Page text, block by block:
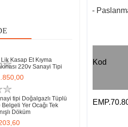
Tip Yonca Waffle
Değişir Plaka Çap
Yatık Kazan
Tekerlekli Ozay
Kasap Et Kıyma
220v Sanayi Tipi
tipi Doğalgazlı Tüplü
Belgeli Yer Ocağı Tek
Döküm
-
Kod